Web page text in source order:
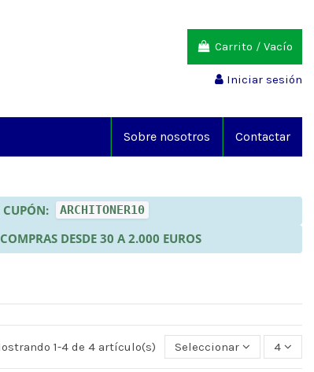
Carrito / Vacío
Iniciar sesión
Contactar
Sobre nosotros
CUPÓN: ARCHITONER10
DESDE 30 A 2.000 EUROS
1-4 de 4 artículo(s) Seleccionar 4